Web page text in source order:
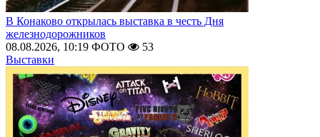
В Конаково открылась выставка в честь Дня
железнодорожников
08.08.2026, 10:19 ФОТО
53
Выставки